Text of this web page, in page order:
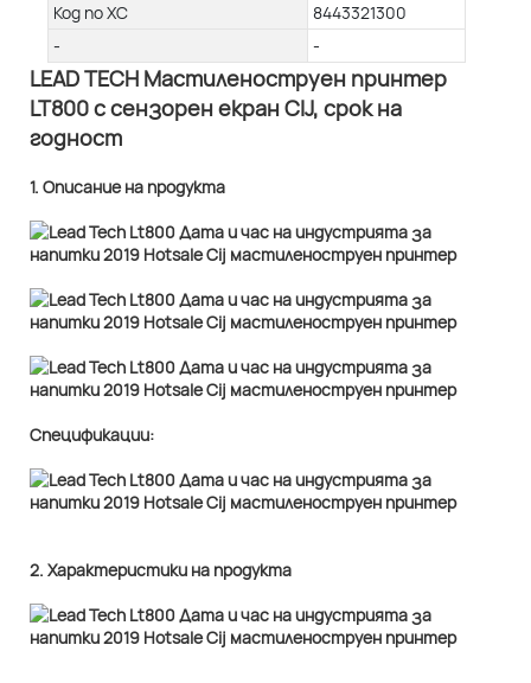
Код по ХС
8443321300
-
-
LEAD TECH Мастиленоструен принтер
LT800 с сензорен екран CIJ, срок на
годност
1. Описание на продукта
Спецификации:
2. Характеристики на продукта